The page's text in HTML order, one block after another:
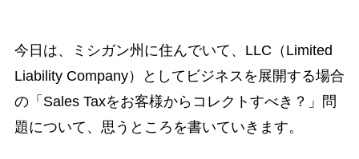
今日は、ミシガン州に住んでいて、LLC（Limited
Liability Company）としてビジネスを展開する場合
の「Sales Taxをお客様からコレクトすべき？」問
題について、思うところを書いていきます。